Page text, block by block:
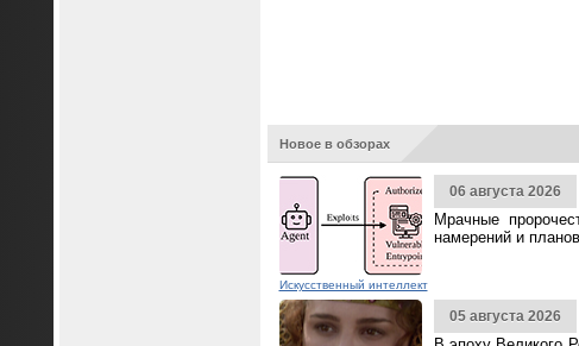
Новое в обзорах
Искусственный интеллект
06 августа 2026
Мрачные
намерений и
05 августа 2026